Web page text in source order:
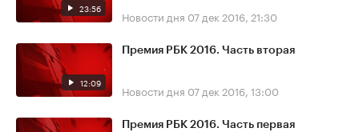
23:56 Новости дня 07 дек 2016, 21:30
12:09
Премия РБК 2016. Часть вторая
Новости дня 07 дек 2016, 13:00
Премия РБК 2016. Часть первая